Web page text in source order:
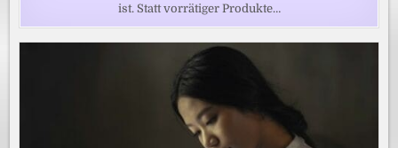
ist. Statt vorrätiger Produkte…